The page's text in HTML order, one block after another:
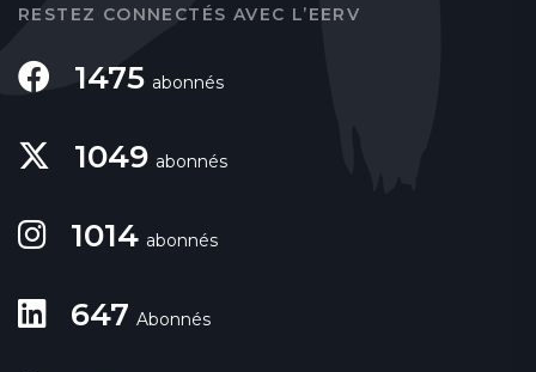
RESTEZ CONNECTÉS AVEC L’EERV
1475 abonnés
1049 abonnés
1014 abonnés
647 Abonnés